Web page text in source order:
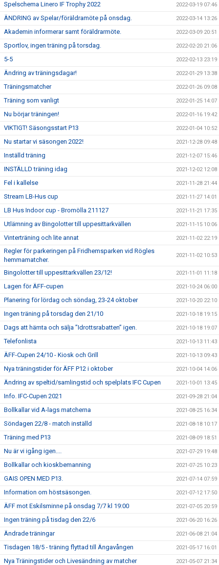
Spelschema Linero IF Trophy 2022 2022-03-19 07:46
ÄNDRING av Spelar/föräldramöte på onsdag. 2022-03-14 13:26
Akademin informerar samt föräldrarmöte. 2022-03-09 20:51
Sportlov, ingen träning på torsdag. 2022-02-20 21:06
5-5 2022-02-13 23:19
Ändring av träningsdagar! 2022-01-29 13:38
Träningsmatcher 2022-01-26 09:08
Träning som vanligt 2022-01-25 14:07
Nu börjar träningen! 2022-01-16 19:42
VIKTIGT! Säsongsstart P13 2022-01-04 10:52
Nu startar vi säsongen 2022! 2021-12-28 09:48
Inställd träning 2021-12-07 15:46
INSTÄLLD träning idag 2021-12-02 12:08
Fel i kallelse 2021-11-28 21:44
Stream LB-Hus cup 2021-11-27 14:01
LB Hus Indoor cup - Bromölla 211127 2021-11-21 17:35
Utlämning av Bingolotter till uppesittarkvällen 2021-11-15 10:06
Vinterträning och lite annat 2021-11-02 22:19
Regler för parkeringen på Fridhemsparken vid Rögles
hemmamatcher.
2021-11-02 10:53
Bingolotter till uppesittarkvällen 23/12! 2021-11-01 11:18
Lagen för ÄFF-cupen 2021-10-24 06:00
Planering för lördag och söndag, 23-24 oktober 2021-10-20 22:10
Ingen träning på torsdag den 21/10 2021-10-18 19:15
Dags att hämta och sälja ”Idrottsrabatten” igen. 2021-10-18 19:07
Telefonlista 2021-10-13 11:43
ÄFF-Cupen 24/10 - Kiosk och Grill 2021-10-13 09:43
Nya träningstider för ÄFF P12 i oktober 2021-10-04 14:06
Ändring av speltid/samlingstid och spelplats IFC Cupen 2021-10-01 13:45
Info. IFC-Cupen 2021 2021-09-28 21:04
Bollkallar vid A-lags matcherna 2021-08-25 16:34
Söndagen 22/8 - match inställd 2021-08-18 10:17
Träning med P13 2021-08-09 18:51
Nu är vi igång igen.... 2021-07-29 19:48
Bollkallar och kioskbemanning 2021-07-25 10:23
GAIS OPEN MED P13. 2021-07-14 07:59
Information om höstsäsongen. 2021-07-12 17:50
ÄFF mot Eskilsminne på onsdag 7/7 kl 19:00 2021-07-05 20:59
Ingen träning på tisdag den 22/6 2021-06-20 16:26
Ändrade träningar 2021-06-08 21:04
Tisdagen 18/5 - träning flyttad till Ängavången 2021-05-17 16:01
Nya Träningstider och Livesändning av matcher 2021-05-07 21:34